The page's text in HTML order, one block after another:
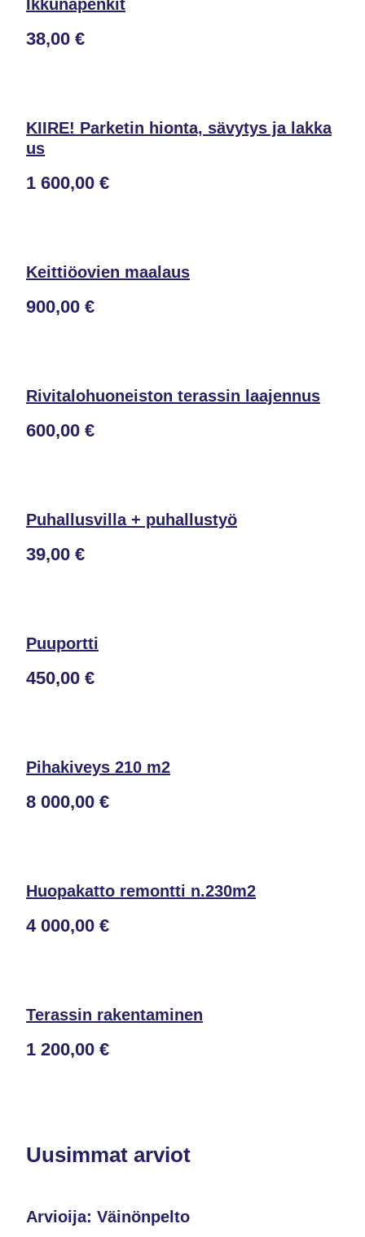
Ikkunapenkit
38,00 €
KIIRE! Parketin hionta, sävytys ja lakka
us
1 600,00 €
Keittiöovien maalaus
900,00 €
Rivitalohuoneiston terassin laajennus
600,00 €
Puhallusvilla + puhallustyö
39,00 €
Puuportti
450,00 €
Pihakiveys 210 m2
8 000,00 €
Huopakatto remontti n.230m2
4 000,00 €
Terassin rakentaminen
1 200,00 €
Uusimmat arviot
Arvioija: Väinönpelto